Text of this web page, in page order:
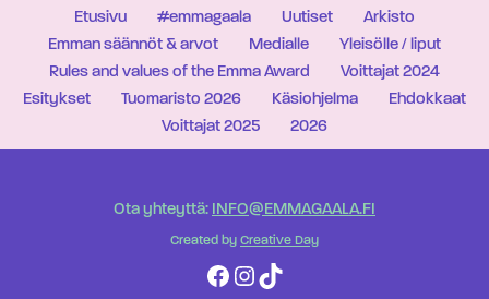
Etusivu #emmagaala Uutiset
Arkisto
Emman säännöt & arvot
Medialle
Yleisölle / liput
Rules and values of the Emma Award
Voittajat 2024
Esitykset
Tuomaristo 2026 Käsiohjelma
Ehdokkaat
Voittajat 2025
2026
Ota yhteyttä: INFO@EMMAGAALA.FI
Created by Creative Day